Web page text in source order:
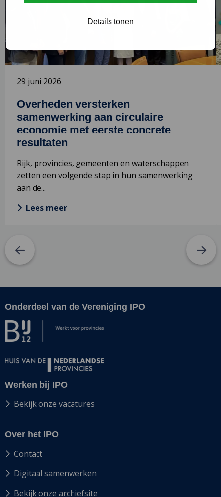
Details tonen
Overheden versterken
samenwerking aan circulaire
economie met eerste concrete
resultaten
29 juni 2026
Rijk, provincies, gemeenten en waterschappen
zetten een volgende stap in hun samenwerking
aan de...
Lees meer
versterken
aan
circulaire
economie
met
concrete
resultaten
Site
footer
Onderdeel van de Vereniging IPO
Werken bij IPO
Bekijk onze vacatures
Over het IPO
Contact
Digitaal samenwerken
Bekijk onze archiefsite